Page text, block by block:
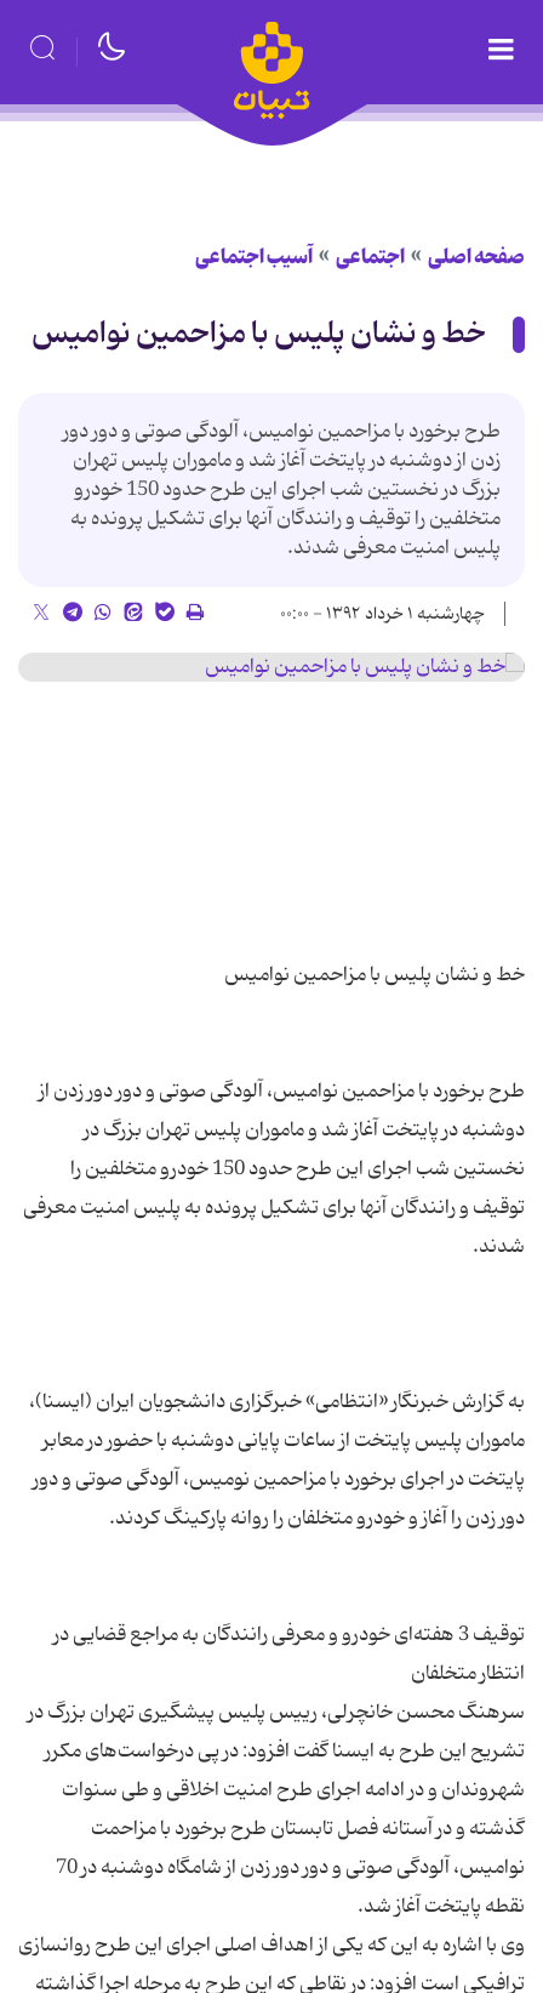
صفحه اصلی اجتماعی آسیب اجتماعی
خط و نشان پلیس با مزاحمین نوامیس
طرح برخورد با مزاحمین نوامیس، آلودگی صوتی و دور دور
زدن از دوشنبه در پایتخت آغاز شد و ماموران پلیس تهران
بزرگ در نخستین شب اجرای این طرح حدود 150 خودرو
متخلفین را توقیف و رانندگان آنها برای تشکیل پرونده به
پلیس امنیت معرفی شدند.
چهارشنبه ۱ خرداد ۱۳۹۲ - ۰۰:۰۰
طرح برخورد با مزاحمین نوامیس، آلودگی صوتی و دور دور زدن از
دوشنبه در پایتخت آغاز شد و ماموران پلیس تهران بزرگ در
نخستین شب اجرای این طرح حدود 150 خودرو متخلفین را
توقیف و رانندگان آنها برای تشکیل پرونده به پلیس امنیت معرفی
به گزارش خبرنگار «انتظامی» خبرگزاری دانشجویان ایران (ایسنا)،
ماموران پلیس پایتخت از ساعات پایانی دوشنبه با حضور در معابر
پایتخت در اجرای برخورد با مزاحمین نومیس، آلودگی صوتی و دور
توقیف 3 هفته‌ای خودرو و معرفی رانندگان به مراجع قضایی در
سرهنگ محسن خانچرلی، رییس پلیس پیشگیری تهران بزرگ در
تشریح این طرح به ایسنا گفت افزود: در پی درخواست‌های مکرر
شهروندان و در ادامه اجرای طرح امنیت اخلاقی و طی سنوات
گذشته و در آستانه فصل تابستان طرح برخورد با مزاحمت
نوامیس، آلودگی صوتی و دور دور زدن از شامگاه دوشنبه در 70
وی با اشاره به این که یکی از اهداف اصلی اجرای این طرح روانسازی
ترافیکی است افزود: در نقاطی که این طرح به مرحله اجرا گذاشته